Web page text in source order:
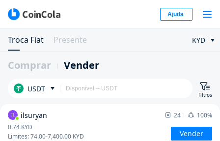
Ajuda
Troca Fiat Presente KYD
Comprar Vender
USDT
Filtros
IL ilsuryan 24
100%
0.74 KYD
Limites:74.00-7,400.00 KYD Vender